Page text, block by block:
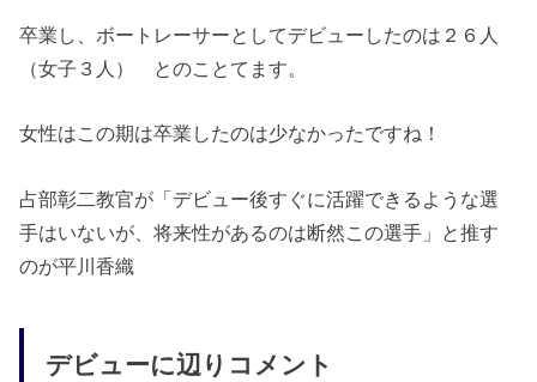
卒業し、ボートレーサーとしてデビューしたのは２６人
（女子３人） とのことてます。
女性はこの期は卒業したのは少なかったですね！
占部彰二教官が「デビュー後すぐに活躍できるような選
手はいないが、将来性があるのは断然この選手」と推す
のが平川香織
デビューに辺りコメント